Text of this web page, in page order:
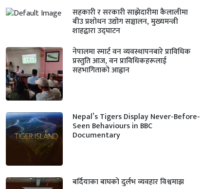
सहकारी र सरकारी साझेदारीमा कैलालीमा
बीउ प्रशोधन उद्योग सञ्चालन, मुख्यमन्त्री
शाहद्वारा उद्घाटन
नेपालमा स्मार्ट वन व्यवस्थापनबारे प्राविधिक
प्रस्तुति आज, वन प्राविधिकहरूलाई
सहभागिताको आह्वान
Nepal’s Tigers Display Never-Before-
Seen Behaviours in BBC
Documentary
बर्दियाका बाघको दुर्लभ व्यवहार विश्वमाझ